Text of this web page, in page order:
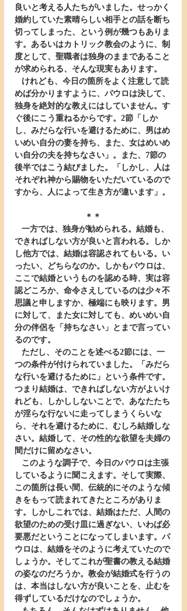
良いと考える人たちがいました。せっかく
婚約していた素晴らしい相手との話を断ち
切ってしまった、という例が幾つもありま
す。あるいはカトリック教会のように、制
度として、聖職者は独身のままであること
が求められる、そんな現実もあります。
めば分かりますように、パウロは決して、
独身を絶対的な教えにはしていません。す
ぐ後にこう重ねるからです。2節「しか
し、みだらな行いを避けるために、男はめ
いめい自分の妻を持ち、また、女はめいめ
い自分の夫を持ちなさい」。また、7節の
後半ではこう結びました。「しかし、人は
それぞれ神から賜物をいただいているので
すから、人によって生き方が違います」。
＊＊
できればしない方が良いと言われる。しか
し他方では、結婚は容認されてもいる。い
ったい、どちらなのか。しかもパウロは、
ここで結婚というものを認める時、実は容
認どころか、命令さえしているのは少々不
思議と申しますか、極端にも映ります。男
に対して、また女に対しても、めいめい自
分の伴侶を「持ちなさい」とまで言ってい
るのです。
つの条件が付けられていました。「みだら
な行いを避けるために」という条件です。
つまり結婚は、できればしない方がよいけ
れども、しかししないことで、あなたたち
が淫らな行ないに走ってしまうくらいな
ら、それを避けるために、むしろ結婚しな
さい。結婚して、その性的な欲望を夫婦の
間だけに留めなさい。
しているように聞こえます。そして実際、
この箇所は長い間、伝統的にそのような傾
きをもって読まれてきたところがありま
す。しかしこれでは、結婚はただ、人間の
欲望のための受け皿に過ぎない、いわば必
要悪だということになってしまいます。パ
ウロは、結婚をそのように考えていたので
しょうか。そしてこれが聖書の教える結婚
の姿なのだろうか。教会が結婚式を行うの
は、本当はしない方が良いことを、止むを
得ずしているだけなのでしょうか。